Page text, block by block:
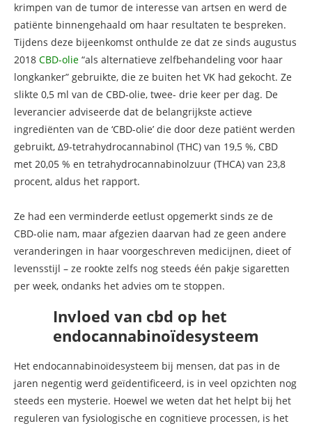
krimpen van de tumor de interesse van artsen en werd de
patiënte binnengehaald om haar resultaten te bespreken.
Tijdens deze bijeenkomst onthulde ze dat ze sinds augustus
2018 CBD-olie “als alternatieve zelfbehandeling voor haar
longkanker” gebruikte, die ze buiten het VK had gekocht. Ze
slikte 0,5 ml van de CBD-olie, twee- drie keer per dag. De
leverancier adviseerde dat de belangrijkste actieve
ingrediënten van de ‘CBD-olie’ die door deze patiënt werden
gebruikt, Δ9-tetrahydrocannabinol (THC) van 19,5 %, CBD
met 20,05 % en tetrahydrocannabinolzuur (THCA) van 23,8
procent, aldus het rapport.
Ze had een verminderde eetlust opgemerkt sinds ze de
CBD-olie nam, maar afgezien daarvan had ze geen andere
veranderingen in haar voorgeschreven medicijnen, dieet of
levensstijl – ze rookte zelfs nog steeds één pakje sigaretten
per week, ondanks het advies om te stoppen.
Invloed van cbd op het
endocannabinoïdesysteem
Het endocannabinoïdesysteem bij mensen, dat pas in de
jaren negentig werd geïdentificeerd, is in veel opzichten nog
steeds een mysterie. Hoewel we weten dat het helpt bij het
reguleren van fysiologische en cognitieve processen, is het